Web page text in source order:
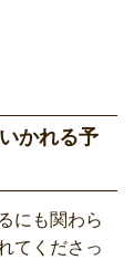
かれる予
にも関わら
てくださっ